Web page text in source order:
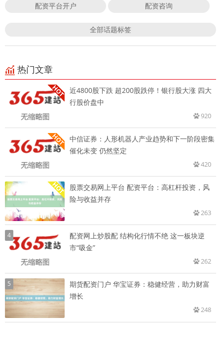
配资平台开户 配资咨询
全部话题标签
热门文章
近4800股下跌 超200股跌停！银行股大涨 四大
行股价盘中
920
中信证券：人形机器人产业趋势和下一阶段密集
催化未变 仍然坚定
420
股票交易网上平台 配资平台：高杠杆投资，风
险与收益并存
263
4
配资网上炒股配 结构化行情不绝 这一板块逆
市“吸金”
262
5
期货配资门户 华宝证券：稳健经营，助力财富
增长
248